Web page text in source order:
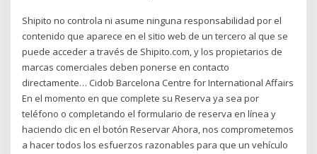
Shipito no controla ni asume ninguna responsabilidad por el
contenido que aparece en el sitio web de un tercero al que se
puede acceder a través de Shipito.com, y los propietarios de
marcas comerciales deben ponerse en contacto
directamente… Cidob Barcelona Centre for International Affairs
En el momento en que complete su Reserva ya sea por
teléfono o completando el formulario de reserva en línea y
haciendo clic en el botón Reservar Ahora, nos comprometemos
a hacer todos los esfuerzos razonables para que un vehículo